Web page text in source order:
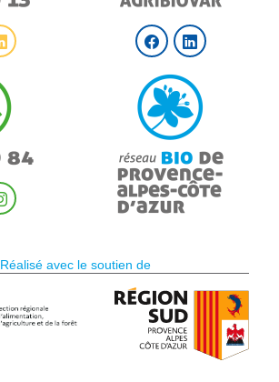
Réalisé avec le soutien de